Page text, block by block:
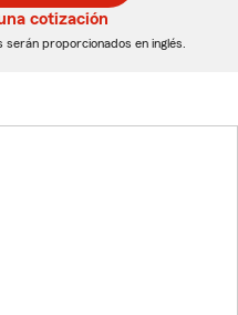
cotización
proporcionados en inglés.